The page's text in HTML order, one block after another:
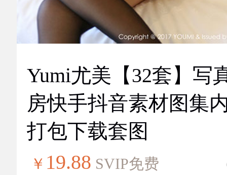
Yumi尤美【32套】写
房快手抖音素材图集
打包下载套图
￥ 19.88 SVIP免费